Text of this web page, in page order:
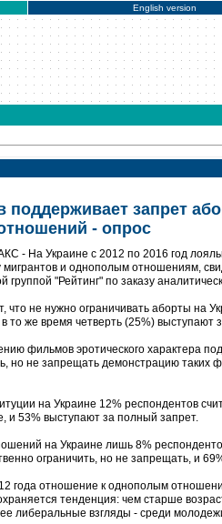
English version
поддерживает запрет
- опрос
- На Украине с 2012 по 2016 год
мигрантов и однополым отношениям,
группой "Рейтинг" по заказу
что не нужно ограничивать аборты на
то же время четверть (25%) выступают
фильмов эротического характера
но не запрещать демонстрацию
на Украине 12% респондентов
и 53% выступают за полный запрет.
на Украине лишь 8%
ограничить, но не запрещать, и
года отношение к однополым
тенденция: чем старше
либеральные взгляды - среди